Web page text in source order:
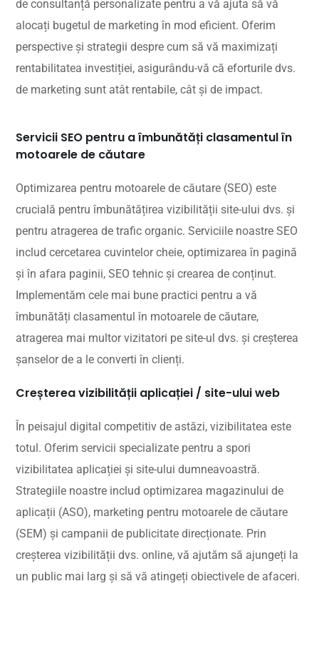
de consultanță personalizate pentru a vă ajuta să vă
alocați bugetul de marketing în mod eficient. Oferim
perspective și strategii despre cum să vă maximizați
rentabilitatea investiției, asigurându-vă că eforturile dvs.
de marketing sunt atât rentabile, cât și de impact.
Servicii SEO pentru a îmbunătăți clasamentul în
motoarele de căutare
Optimizarea pentru motoarele de căutare (SEO) este
crucială pentru îmbunătățirea vizibilității site-ului dvs. și
pentru atragerea de trafic organic. Serviciile noastre SEO
includ cercetarea cuvintelor cheie, optimizarea în pagină
și în afara paginii, SEO tehnic și crearea de conținut.
Implementăm cele mai bune practici pentru a vă
îmbunătăți clasamentul în motoarele de căutare,
atragerea mai multor vizitatori pe site-ul dvs. și creșterea
șanselor de a le converti în clienți.
Creșterea vizibilității aplicației / site-ului web
În peisajul digital competitiv de astăzi, vizibilitatea este
totul. Oferim servicii specializate pentru a spori
vizibilitatea aplicației și site-ului dumneavoastră.
Strategiile noastre includ optimizarea magazinului de
aplicații (ASO), marketing pentru motoarele de căutare
(SEM) și campanii de publicitate direcționate. Prin
creșterea vizibilității dvs. online, vă ajutăm să ajungeți la
un public mai larg și să vă atingeți obiectivele de afaceri.